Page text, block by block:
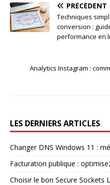
PRÉCÉDENT
Techniques
conversion :
performance en
Analytics Instagram :
LES DERNIERS ARTICLES
Changer DNS Windows 11 :
Facturation publique :
Choisir le bon Secure Sockets